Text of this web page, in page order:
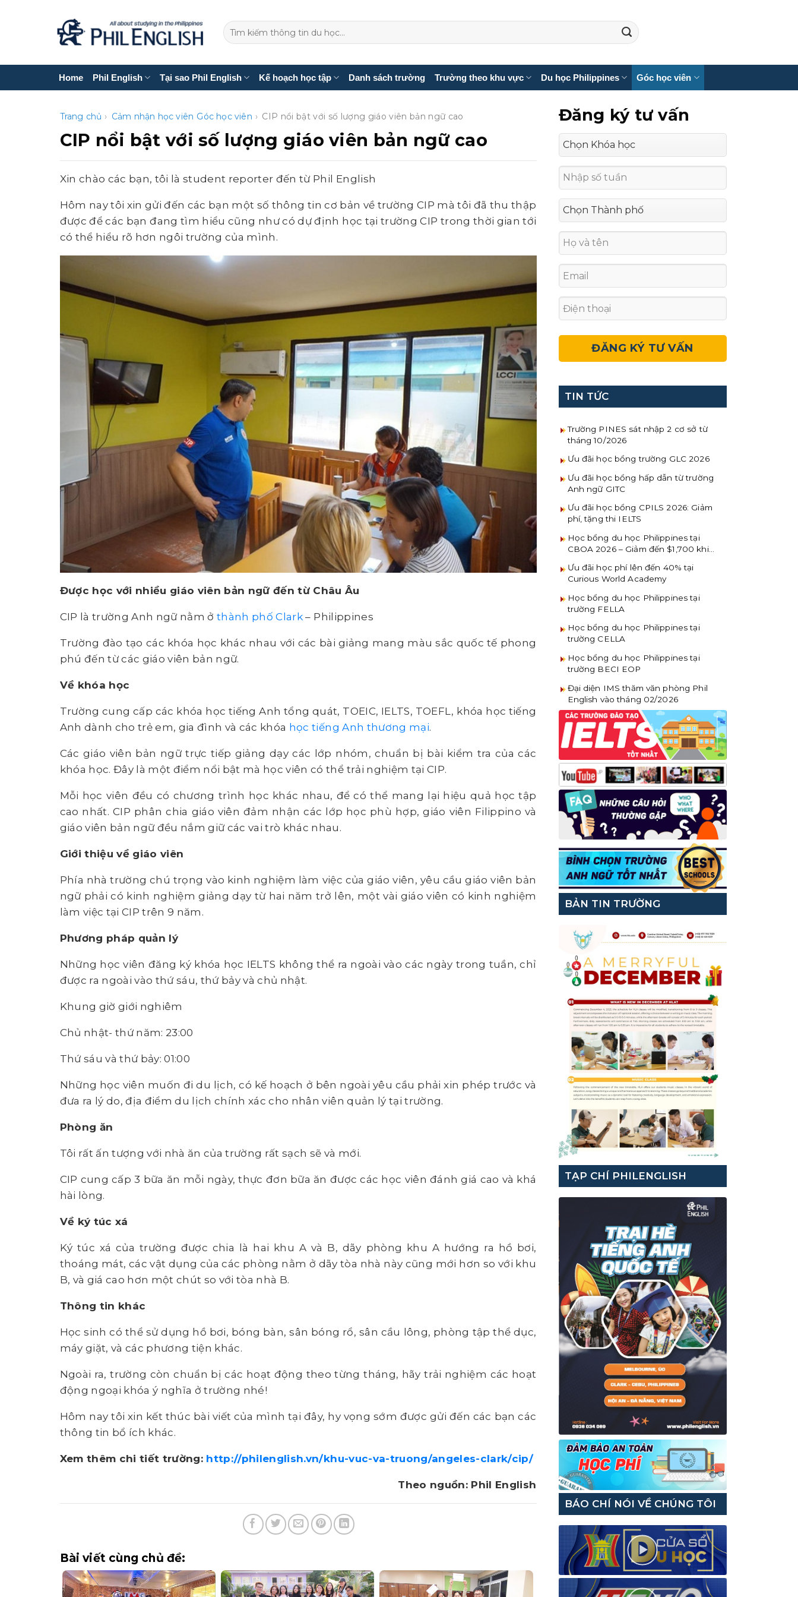
Home Phil English Tại sao Phil English Kế hoạch học tập Danh sách trường Trường theo khu vực Du học Philippines Góc học viên
Trang chủ › Cảm nhận học viên Góc học viên › CIP nổi bật với số lượng giáo viên bản ngữ cao
CIP nổi bật với số lượng giáo viên bản ngữ cao
Xin chào các bạn, tôi là student reporter đến từ Phil English
Hôm nay tôi xin gửi đến các bạn một số thông tin cơ bản về trường CIP mà tôi đã thu thập
được để các bạn đang tìm hiểu cũng như có dự định học tại trường CIP trong thời gian tới
có thể hiểu rõ hơn ngôi trường của mình.
Được học với nhiều giáo viên bản ngữ đến từ Châu Âu
CIP là trường Anh ngữ nằm ởthành phố Clark – Philippines
Trường đào tạo các khóa học khác nhau với các bài giảng mang màu sắc quốc tế phong
phú đến từ các giáo viên bản ngữ.
Về khóa học
Trường cung cấp các khóa học tiếng Anh tổng quát, TOEIC, IELTS, TOEFL, khóa học tiếng
Anh dành cho trẻ em, gia đình và các khóa học tiếng Anh thương mại.
Các giáo viên bản ngữ trực tiếp giảng dạy các lớp nhóm, chuẩn bị bài kiểm tra của các
khóa học. Đây là một điểm nổi bật mà học viên có thể trải nghiệm tại CIP.
Mỗi học viên đều có chương trình học khác nhau, để có thể mang lại hiệu quả học tập
cao nhất. CIP phân chia giáo viên đảm nhận các lớp học phù hợp, giáo viên Filippino và
giáo viên bản ngữ đều nắm giữ các vai trò khác nhau.
Giới thiệu về giáo viên
Phía nhà trường chú trọng vào kinh nghiệm làm việc của giáo viên, yêu cầu giáo viên bản
ngữ phải có kinh nghiệm giảng dạy từ hai năm trở lên, một vài giáo viên có kinh nghiệm
làm việc tại CIP trên 9 năm.
Phương pháp quản lý
Những học viên đăng ký khóa học IELTS không thể ra ngoài vào các ngày trong tuần, chỉ
được ra ngoài vào thứ sáu, thứ bảy và chủ nhật.
Khung giờ giới nghiêm
Chủ nhật- thứ năm: 23:00
Thứ sáu và thứ bảy: 01:00
Những học viên muốn đi du lịch, có kế hoạch ở bên ngoài yêu cầu phải xin phép trước và
đưa ra lý do, địa điểm du lịch chính xác cho nhân viên quản lý tại trường.
Phòng ăn
Tôi rất ấn tượng với nhà ăn của trường rất sạch sẽ và mới.
CIP cung cấp 3 bữa ăn mỗi ngày, thực đơn bữa ăn được các học viên đánh giá cao và khá
hài lòng.
Về ký túc xá
Ký túc xá của trường được chia là hai khu A và B, dãy phòng khu A hướng ra hồ bơi,
thoáng mát, các vật dụng của các phòng nằm ở dãy tòa nhà này cũng mới hơn so với khu
B, và giá cao hơn một chút so với tòa nhà B.
Thông tin khác
Học sinh có thể sử dụng hồ bơi, bóng bàn, sân bóng rổ, sân cầu lông, phòng tập thể dục,
máy giặt, và các phương tiện khác.
Ngoài ra, trường còn chuẩn bị các hoạt động theo từng tháng, hãy trải nghiệm các hoạt
động ngoại khóa ý nghĩa ở trường nhé!
Hôm nay tôi xin kết thúc bài viết của mình tại đây, hy vọng sớm được gửi đến các bạn các
thông tin bổ ích khác.
Xem thêm chi tiết trường: http://philenglish.vn/khu-vuc-va-truong/angeles-clark/cip/
Theo nguồn: Phil English
Bài viết cùng chủ đề:
Đăng ký tư vấn
TIN TỨC
Trường PINES sát nhập 2 cơ sở từ
tháng 10/2026
Ưu đãi học bổng trường GLC 2026
Ưu đãi học bổng hấp dẫn từ trường
Anh ngữ GITC
Ưu đãi học bổng CPILS 2026: Giảm
phí, tặng thi IELTS
Học bổng du học Philippines tại
CBOA 2026 – Giảm đến $1,700 khi
Ưu đãi học phí lên đến 40% tại
Curious World Academy
Học bổng du học Philippines tại
trường FELLA
Học bổng du học Philippines tại
trường CELLA
Học bổng du học Philippines tại
trường BECI EOP
Đại diện IMS thăm văn phòng Phil
English vào tháng 02/2026
BẢN TIN TRƯỜNG
TẠP CHÍ PHILENGLISH
BÁO CHÍ NÓI VỀ CHÚNG TÔI